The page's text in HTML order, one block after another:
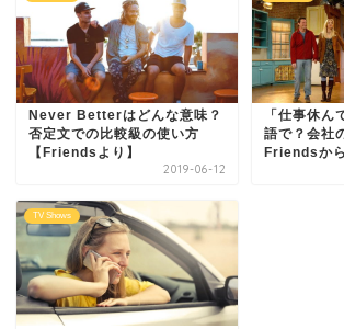
Never Betterはどんな意味？
否定文での比較級の使い方
【Friendsより】
2019-06-12
「仕事休ん
語で？会社
Friendsか
TV Shows